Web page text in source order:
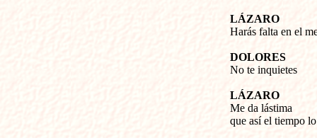
LÁZARO
Harás falta en el
DOLORES
No te inquietes
LÁZARO
Me da lástima
que así el tiempo